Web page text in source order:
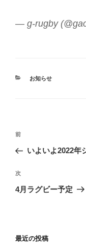
— g-rugby
カ
お知らせ
投
ナ
ビ
ゲ
ン
前
の
稿
前
いよいよ2022年
次
の
次
4月ラグビー予定
最近の投稿